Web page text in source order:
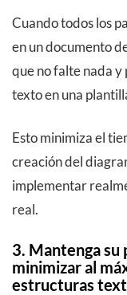
Cuando todos los
en un documento
que no falte nada
texto en una
Esto minimiza el
creación del
implementar
real.
3. Mantenga su
minimizar al
estructuras